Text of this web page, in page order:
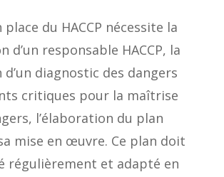
place du HACCP nécessite la
d’un responsable HACCP, la
diagnostic des dangers
critiques pour la maîtrise
l’élaboration du plan
mise en œuvre. Ce plan doit
régulièrement et adapté en